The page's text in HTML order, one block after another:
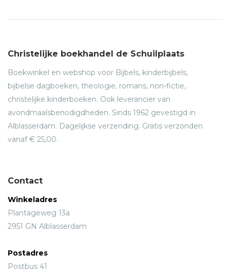
Christelijke boekhandel de Schuilplaats
Boekwinkel en webshop voor Bijbels, kinderbijbels,
bijbelse dagboeken, theologie, romans, non-fictie,
christelijke kinderboeken. Ook leverancier van
avondmaalsbenodigdheden. Sinds 1962 gevestigd in
Alblasserdam. Dagelijkse verzending. Gratis verzonden
vanaf € 25,00.
Contact
Winkeladres
Plantageweg 13a
2951 GN Alblasserdam
Postadres
Postbus 41